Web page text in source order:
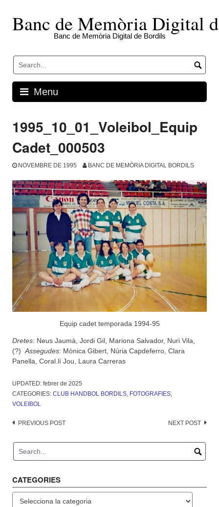
contentBanc de Memòria Digital
Banc de Memòria Digital de Bordils
Menu
1995_10_01_Voleibol_Equip
Cadet_000503
NOVEMBRE DE 1995 BANC DE MEMÒRIA DIGITAL BORDILS
Equip cadet temporada 1994-95
Dretes: Neus Jaumà, Jordi Gil, Mariona Salvador, Nuri Vila,
(?) Assegudes: Mònica Gibert, Núria Capdeferro, Clara
Panella, Coral.lí Jou, Laura Carreras
UPDATED: febrer de 2025
CATEGORIES: CLUB HANDBOL BORDILS FOTOGRAFIES
VOLEIBOL
Post
PREVIOUS POST NEXT POST
CATEGORIES